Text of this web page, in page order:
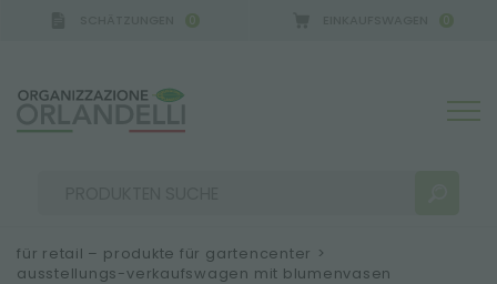
0 0
für retail – produkte für gartencenter >
ausstellungs-verkaufswagen mit blumenvasen